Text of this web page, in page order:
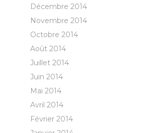
Décembre 2014
Novembre 2014
Octobre 2014
Août 2014
Juillet 2014
Juin 2014
Mai 2014
Avril 2014
Février 2014